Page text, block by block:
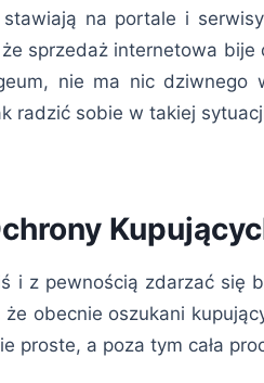
na portale i
sprzedaż internetowa
nie ma nic dziwnego
radzić sobie w takiej
i z pewnością zdarzać się
obecnie oszukani
proste, a poza tym cała